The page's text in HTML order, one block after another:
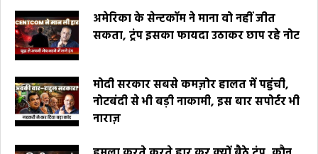
अमेरिका के सेन्टकॉम ने माना वो नहीं जीत
सकता, ट्रंप इसका फायदा उठाकर छाप रहे नोट
मोदी सरकार सबसे कमज़ोर हालत में पहुंची,
नोटबंदी से भी बड़ी नाकामी, इस बार सपोर्टर भी
नाराज़